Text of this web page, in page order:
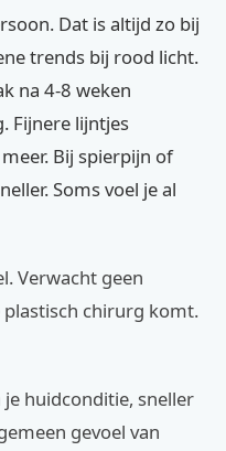
Dat is altijd zo bij
trends bij rood licht.
na 4-8 weken
Fijnere lijntjes
Bij spierpijn of
Soms voel je al
Verwacht geen
chirurg komt.
huidconditie, sneller
gevoel van